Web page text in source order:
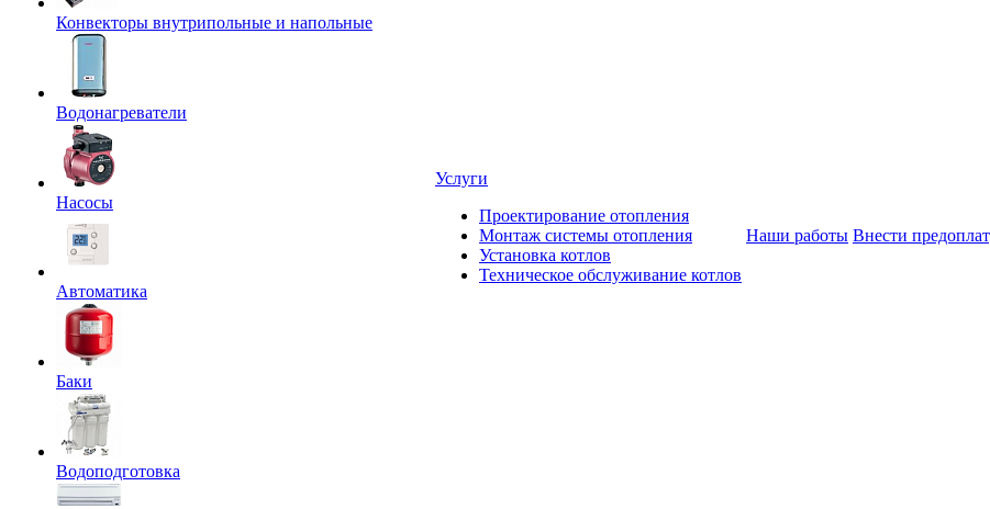
Конвекторы внутрипольные и напольные
Водонагреватели
Насосы
Автоматика
Баки
Водоподготовка
Услуги
Проектирование отопления
Монтаж системы отопления
Установка котлов
Техническое обслуживание котлов
Наши работы Внести